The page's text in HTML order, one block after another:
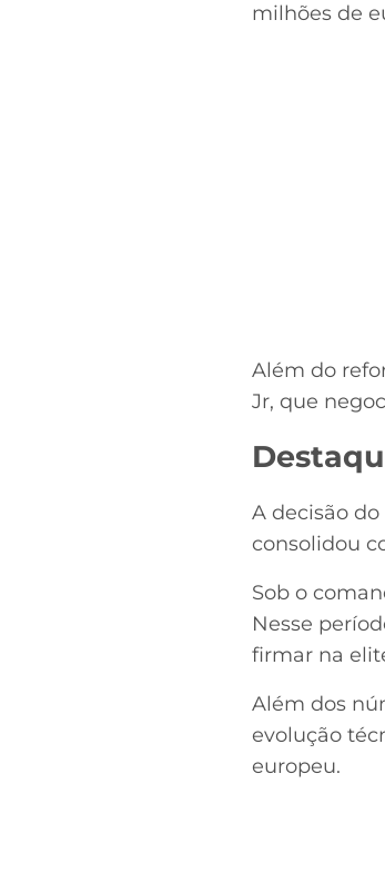
milhões de
Além do
Jr, que
A decisão
consolidou
Sob o
Nesse
firmar na
Além dos
evolução
europeu.